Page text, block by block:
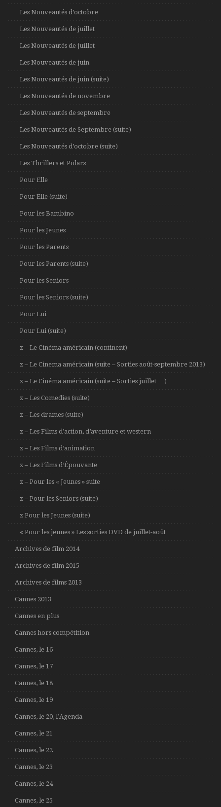
Les Nouveautés d’octobre
Les Nouveautés de juillet
Les Nouveautés de juillet
Les Nouveautés de juin
Les Nouveautés de juin (suite)
Les Nouveautés de novembre
Les Nouveautés de septembre
Les Nouveautés de Septembre (suite)
Les Nouveautés d’octobre (suite)
Les Thrillers et Polars
Pour Elle
Pour Elle (suite)
Pour les Bambino
Pour les Jeunes
Pour les Parents
Pour les Parents (suite)
Pour les Seniors
Pour les Seniors (suite)
Pour Lui
Pour Lui (suite)
z – Le Cinéma américain (continent)
z – Le Cinema américain (suite – Sorties août-septembre 2013)
z – Le Cinéma américain (suite – Sorties juillet …)
z – Les Comedies (suite)
z – Les drames (suite)
z – Les Films d’action, d’aventure et western
z – Les Films d’animation
z – Les Films d’Épouvante
z – Pour les « Jeunes » suite
z – Pour les Seniors (suite)
z Pour les Jeunes (suite)
« Pour les jeunes » Les sorties DVD de juillet-août
Archives de film 2014
Archives de film 2015
Archives de films 2013
Cannes 2013
Cannes en plus
Cannes hors compétition
Cannes, le 16
Cannes, le 17
Cannes, le 18
Cannes, le 19
Cannes, le 20, l’Agenda
Cannes, le 21
Cannes, le 22
Cannes, le 23
Cannes, le 24
Cannes, le 25